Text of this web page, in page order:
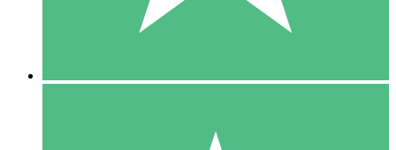
10 Nedladdningar